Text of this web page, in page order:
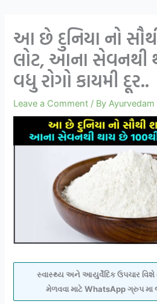
આ છે દુનિયા નો
લોટ, આના સેવનથી
વધુ રોગો કાયમી દૂર..
Leave a Comment / ByAyurvedam
સ્વાસ્થ્ય અને આયુર્વેદિક ઉપચાર વિશે
મેળવવા માટે WhatsApp ગ્રુપ મા